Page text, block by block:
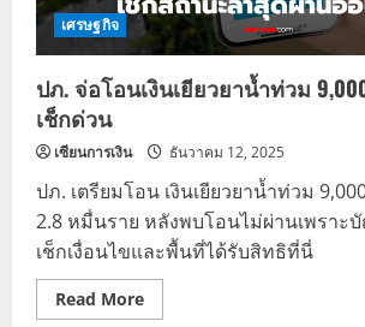
เศรษฐกิจ
ปภ. จ่อโอนเงินเยียวยาน้ำท่วม
เช็กด่วน
เซียนการเงิน ธันวาคม 12, 2025
ปภ. เตรียมโอน เงินเยียวยาน้ำท่วม
2.8 หมื่นราย หลังพบโอนไม่ผ่านเพรา
เช็กเงื่อนไขและพื้นที่ได้รับสิทธิที่นี่
Read MoreRead
more